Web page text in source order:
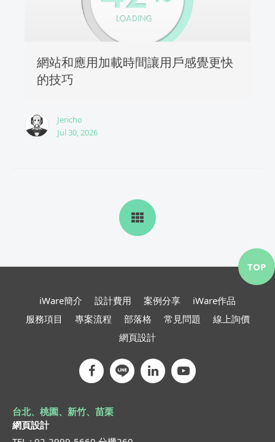
網站和應用加載時間讓用戶感覺更快
的技巧
Jericho
Jul 30, 2026
iWare簡介 設計費用 案例分享
iWare作品
服務項目
專案流程 部落格 常見問題
線上詢價
網頁設計
台北、桃園、新竹、苗栗
網頁設計
TOP